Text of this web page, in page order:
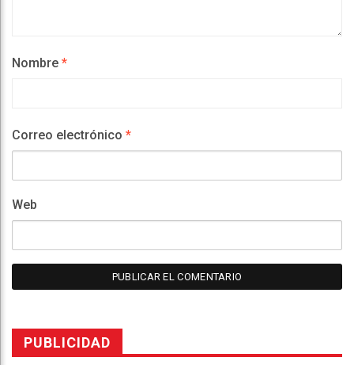
Nombre *
Correo electrónico *
Web
PUBLICIDAD